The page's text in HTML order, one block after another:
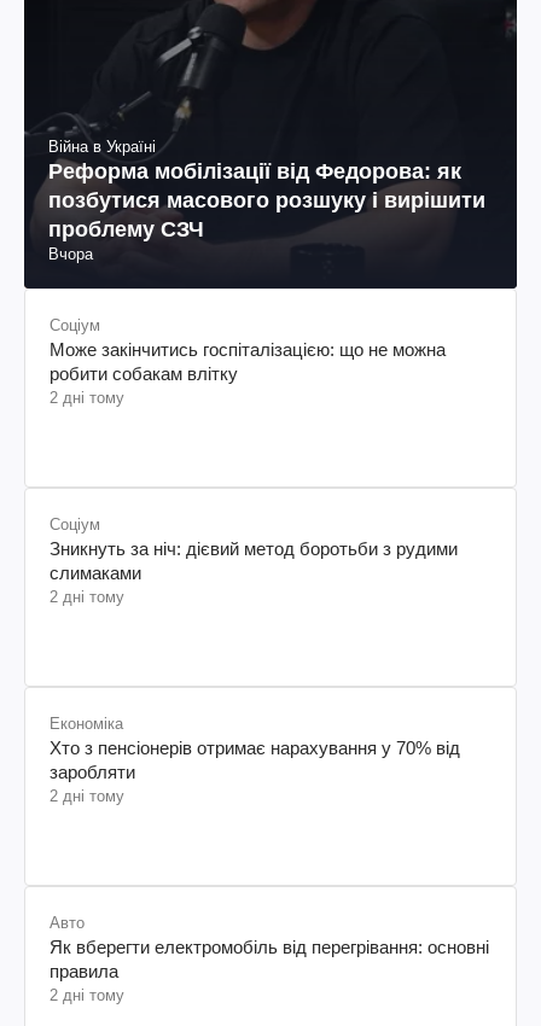
Війна в Україні
Реформа мобілізації від Федорова: як
позбутися масового розшуку і вирішити
проблему СЗЧ
Вчора
Соціум
Може закінчитись госпіталізацією: що не можна
робити собакам влітку
2 дні тому
Соціум
Зникнуть за ніч: дієвий метод боротьби з рудими
слимаками
2 дні тому
Економіка
Хто з пенсіонерів отримає нарахування у 70% від
заробляти
2 дні тому
Авто
Як вберегти електромобіль від перегрівання: основні
правила
2 дні тому